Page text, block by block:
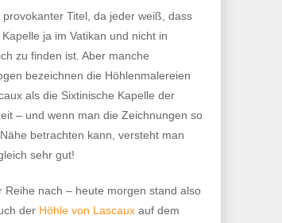
provokanter Titel, da jeder weiß, dass
ja im Vatikan und nicht in
zu finden ist. Aber manche
bezeichnen die Höhlenmalereien
als die Sixtinische Kapelle der
– und wenn man die Zeichnungen so
betrachten kann, versteht man
sehr gut!
Reihe nach – heute morgen stand also
der Höhle von Lascaux auf dem